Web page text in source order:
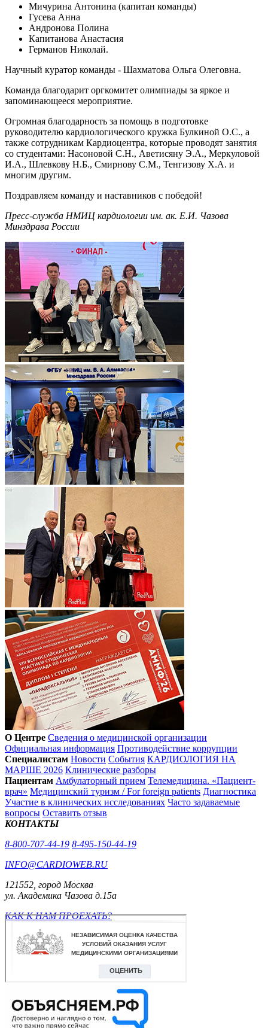
Мичурина Антонина (капитан команды)
Гусева Анна
Андронова Полина
Капитанова Анастасия
Германов Николай.
Научный куратор команды - Шахматова Ольга Олеговна.
Команда благодарит оргкомитет олимпиады за яркое и
запоминающееся мероприятие.
Огромная благодарность за помощь в подготовке
руководителю кардиологического кружка Булкиной О.С., а
также сотрудникам Кардиоцентра, которые проводят занятия
со студентами: Насоновой С.Н., Аветисяну Э.А., Меркуловой
И.А., Шлевкову Н.Б., Смирнову С.М., Тенгизову Х.А. и
многим другим.
Поздравляем команду и наставников с победой!
Пресс-служба НМИЦ кардиологии им. ак. Е.И. Чазова
Минздрава России
О Центре Сведения о медицинской организации
Официальная информация Противодействие коррупции
Специалистам Новости События КАРДИОЛОГИЯ НА
МАРШЕ 2026 Клинические разборы
Пациентам Амбулаторный прием Телемедицина. «Пациент-
врач» Медицинский туризм / For foreign patients Диагностика
Участие в клинических исследованиях Часто задаваемые
вопросы Оставить отзыв
КОНТАКТЫ
8-800-707-44-19 8-495-150-44-19
INFO@CARDIOWEB.RU
121552, город Москва
ул. Академика Чазова д.15а
КАК К НАМ ПРОЕХАТЬ?